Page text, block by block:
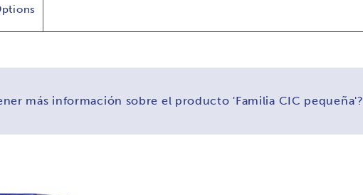
más información sobre el producto 'Familia CIC pequeña'?